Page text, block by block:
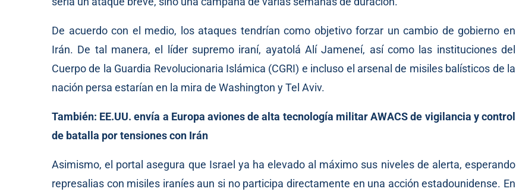
De acuerdo con el medio, los ataques tendrían como objetivo forzar un cambio de gobierno en
Irán. De tal manera, el líder supremo iraní, ayatolá Alí Jameneí, así como las instituciones del
Cuerpo de la Guardia Revolucionaria Islámica (CGRI) e incluso el arsenal de misiles balísticos de la
nación persa estarían en la mira de Washington y Tel Aviv.
También: EE.UU. envía a Europa aviones de alta tecnología militar AWACS de vigilancia y control
de batalla por tensiones con Irán
Asimismo, el portal asegura que Israel ya ha elevado al máximo sus niveles de alerta, esperando
represalias con misiles iraníes aun si no participa directamente en una acción estadounidense. En